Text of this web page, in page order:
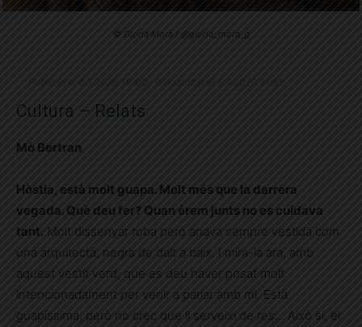
© Gloria Mora / @gloria_mora_g
Cultura – Relats
Mò Bertran
Hòstia, està molt guapa. Molt més que la darrera
vegada. Què deu fer? Quan érem junts no es cuidava
tant. Molt dissenyar roba però anava sempre vestida com
una arquitecta, negra de dalt a baix. I mira-la ara, amb
aquest vestit verd, que es deu haver posat molt
intencionadament per venir a parlar amb mi. Està
guapíssima, però no crec que li serveixi de res… Això sí, el